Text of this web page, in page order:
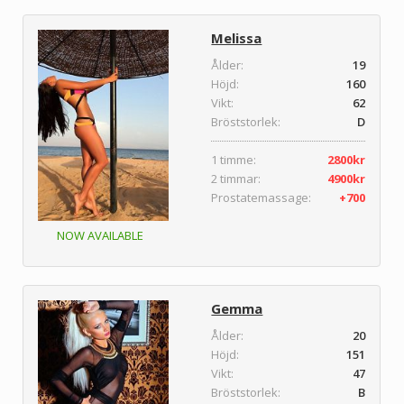
NOW AVAILABLE
Melissa
Ålder:
19
Höjd:
160
Vikt:
62
Bröststorlek:
D
1 timme:
2800kr
2 timmar:
4900kr
Prostatemassage:
+700
Gemma
Ålder:
20
Höjd:
151
Vikt:
47
Bröststorlek:
B